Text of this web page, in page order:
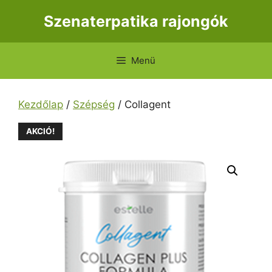
Szenaterpatika rajongók
Menü
Kezdőlap / Szépség / Collagent
AKCIÓ!